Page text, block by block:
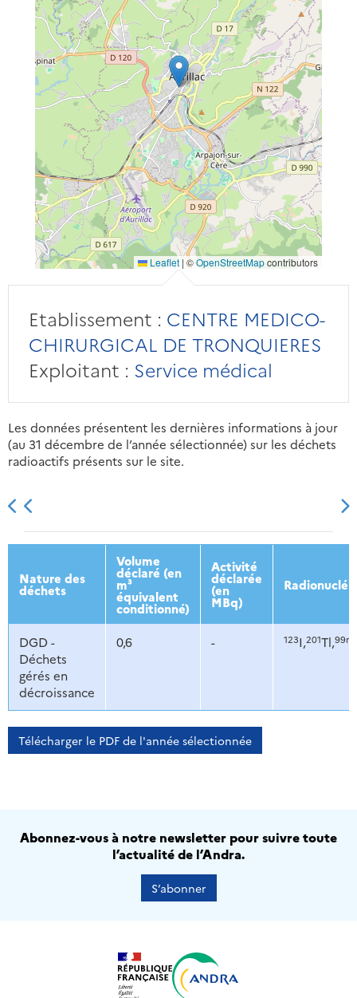
Leaflet | ©OpenStreetMapcontributors
Etablissement : CENTRE MEDICO-
CHIRURGICAL DE TRONQUIERES
Exploitant : Service médical
Les données présentent les dernières informations à jour
(au 31 décembre de l’année sélectionnée) sur les déchets
radioactifs présents sur le site.
2013 2014 2015 2016
Nature des
déchets
Volume
déclaré (en
m³
équivalent
conditionné)
Activité
déclarée
(en
MBq)
DGD -
Déchets
gérés en
décroissance
0,6 - 123I,201Tl,99m
Télécharger le PDF de l'année sélectionnée
Abonnez-vous à notre newsletter pour suivre toute
l’actualité de l’Andra.
S’abonner